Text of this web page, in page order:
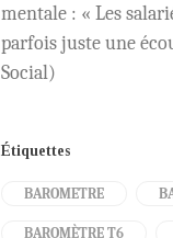
mentale : « Les
parfois juste une
Social)
Étiquettes
BAROMETRE
BAROMÈTRE T6